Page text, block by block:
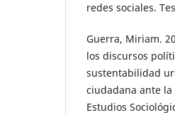
redes sociales.
Guerra, Miriam.
los discursos
sustentabilidad
ciudadana ante
Estudios